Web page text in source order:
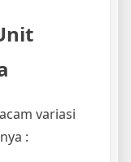
variasi
: